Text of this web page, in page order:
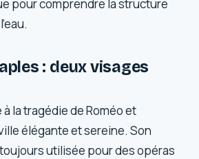
pour comprendre la structure
: deux visages
la tragédie de Roméo et
élégante et sereine. Son
utilisée pour des opéras